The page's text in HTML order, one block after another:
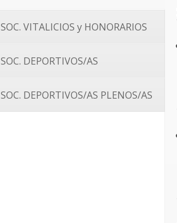
SOC. VITALICIOS y HONORARIOS
SOC. DEPORTIVOS/AS
SOC. DEPORTIVOS/AS PLENOS/AS